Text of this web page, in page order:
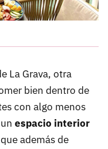
La Grava, otra
bien dentro de
con algo menos
espacio interior
además de